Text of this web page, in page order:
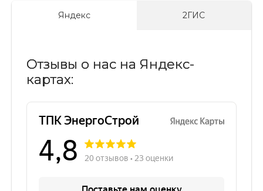
Яндекс 2ГИС
Отзывы о нас на Яндекс-
картах: